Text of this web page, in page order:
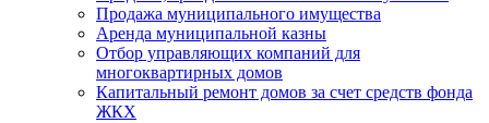
Продажа муниципального имущества
Аренда муниципальной казны
Отбор управляющих компаний для
многоквартирных домов
Капитальный ремонт домов за счет средств фонда
ЖКХ